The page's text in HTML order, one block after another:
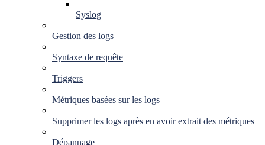
Syslog
Gestion des logs
Syntaxe de requête
Triggers
Métriques basées sur les logs
Supprimer les logs après en avoir extrait des métriques
Dépannage